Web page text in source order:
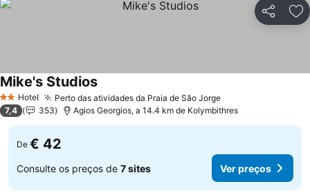
Partilhar
2 Estrelas
Hotel Perto das atividades da Praia de São Jorge
Mike's Studios
7,4 353 Agios Georgios, a 14.4 km de Kolymbithres
De € 42
Consulte os preços de 7 sites Ver preços